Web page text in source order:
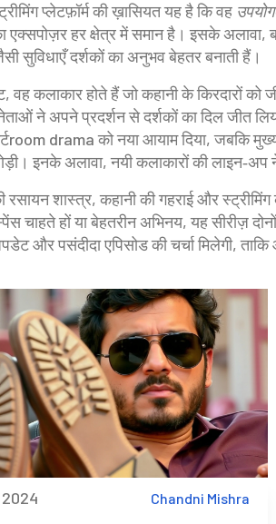
प्लेटफ़ॉर्म की ख़ासियत यह है कि वह
एक्सपोज़र हर क्षेत्र में समान है। इसके
सुविधाएँ दर्शकों का अनुभव बेहतर बनाती हैं।
,वह कलाकार होते हैं जो कहानी के किरदारों को
ने अपने प्रदर्शन से दर्शकों का दिल जीत
drama को नया आयाम दिया, जबकि
इनके अलावा, नयी कलाकारों की लाइन‑अप
रसायन शास्त्र, कहानी की गहराई और
चाहते हों या बेहतरीन अभिनय, यह सीरीज़
और पसंदीदा एपिसोड की चर्चा मिलेगी,
Chandni Mishra